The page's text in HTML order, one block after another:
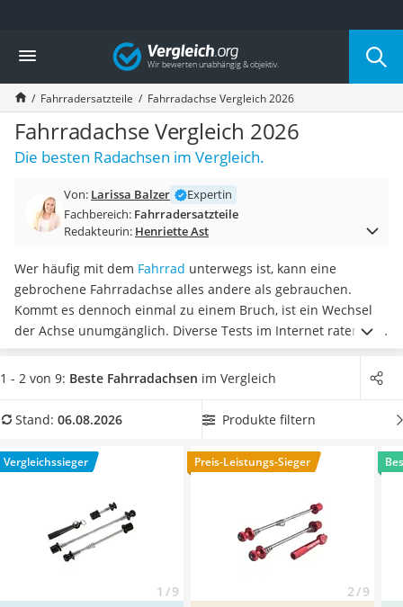
Die beliebtesten Vergleiche nach Kategorie
Freizeit & Sport
Gartentrampolin
Trampolin
Metalldetektor
Eufab-Fahrradträger
Trampolin 366 cm
Aluminium-Koffer
Futterboot
E-Bike-Dreirad
Trekkingschuhe Herren
Reisetasche mit Rollen
Klimmzugstation
Koffer
Nachtsichtgerät
Handgepäck-Koffer
Wanderschuhe Herren
Sicherheitsweste Reiten
Vergleich
Fahrradersatzteile Fahrradachse Vergleich 2026
Fahrradachse Vergleich 2026
Die besten Radachsen im Vergleich.
Von: Larissa Balzer
Expertin
Fachbereich: Fahrradersatzteile
Redakteurin: Henriette Ast
Wer häufig mit dem Fahrrad unterwegs ist, kann eine
gebrochene Fahrradachse alles andere als gebrauchen.
Kommt es dennoch einmal zu einem Bruch, ist ein Wechsel
der Achse unumgänglich. Diverse Tests im Internet raten zu
Modellen aus stabilen Materialien, selbst wenn diese im
Gewicht ein wenig schwerer sein sollten. Wählen Sie jetzt aus
Stahl, um in Zukunft einen Achsenbruch zu vermeiden.
ModellPoint Schnellspanner-Set* mit seinen Eigenschaften.
1 - 2 von 9: Beste Fahrradachsen im Vergleich
Stand: 06.08.2026 Produkte filtern
Vergleichssieger
1 / 9
Preis-Leistungs-Sieger
2 / 9